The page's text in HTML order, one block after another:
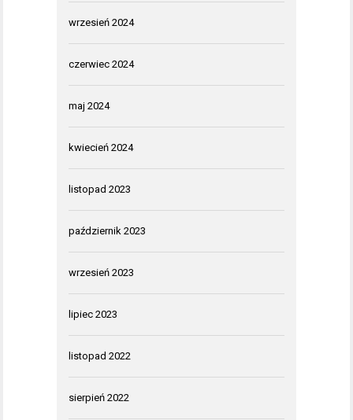
wrzesień 2024
czerwiec 2024
maj 2024
kwiecień 2024
listopad 2023
październik 2023
wrzesień 2023
lipiec 2023
listopad 2022
sierpień 2022